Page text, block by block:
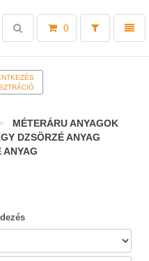
Toggle
0
Toggle
search
MÉTERÁRU ANYAGOK
DZSÖRZÉ ANYAG
ANYAG